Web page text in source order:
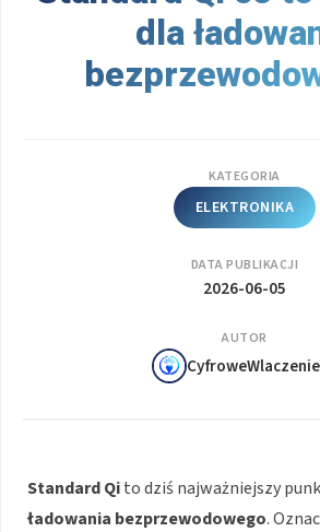
dla
KATEGORIA
ELEKTRONIKA
DATA PUBLIKACJI
2026-06-05
AUTOR
Standard Qito dziś najważniejszy
ładowania bezprzewodowego.